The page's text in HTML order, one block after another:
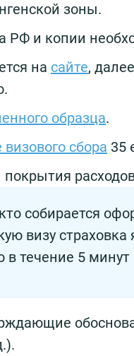
зоны.
РФ и копии
на сайте,
образца.
визового сбора 35
собирается
визу
в течение 5